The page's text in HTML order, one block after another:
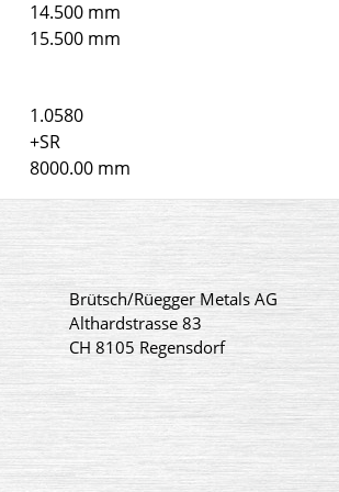
14.500 mm
15.500 mm
1.0580
+SR
8000.00 mm
Brütsch/Rüegger Metals AG
Althardstrasse 83
CH 8105 Regensdorf